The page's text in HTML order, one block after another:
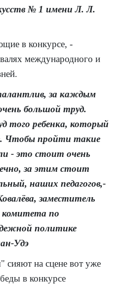
№ 1 имени Л. Л.
в конкурсе, -
международного и
за каждым
большой труд.
того ребенка, который
Чтобы пройти такие
- это стоит очень
за этим стоит
наших педагогов,-
заместитель
комитета по
политике
Удэ
сияют на сцене вот уже
в конкурсе